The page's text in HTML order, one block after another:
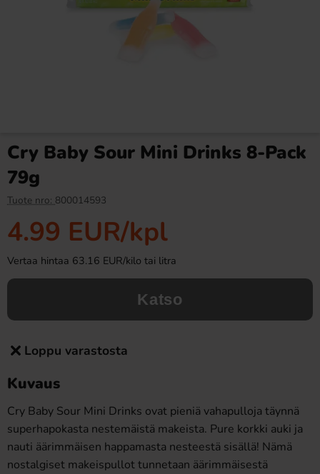
Cry Baby Sour Mini Drinks 8-Pack
79g
Tuote nro: 800014593
4.99 EUR/kpl
Vertaa hintaa 63.16 EUR/kilo tai litra
Katso
Loppu varastosta
Kuvaus
Cry Baby Sour Mini Drinks ovat pieniä vahapulloja täynnä
superhapokasta nestemäistä makeista. Pure korkki auki ja
nauti äärimmäisen happamasta nesteestä sisällä! Nämä
nostalgiset makeispullot tunnetaan äärimmäisestä